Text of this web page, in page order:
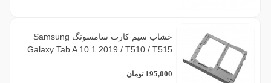
خشاب سیم کارت سامسونگ Samsung
Galaxy Tab A 10.1 2019 / T510 / T515
195,000 تومان